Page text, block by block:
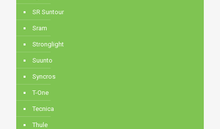
SR Suntour
Sram
Stronglight
Suunto
Syncros
T-One
Tecnica
Thule